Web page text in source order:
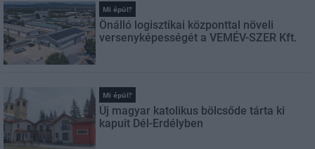
Mi épül?
Önálló logisztikai központtal növeli
versenyképességét a VEMÉV-SZER Kft.
Mi épül?
Új magyar katolikus bölcsőde tárta ki
kapuit Dél-Erdélyben